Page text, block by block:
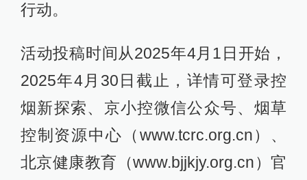
行动。
活动投稿时间从2025年4月1日开始，
2025年4月30日截止，详情可登录控
烟新探索、京小控微信公众号、烟草
控制资源中心（www.tcrc.org.cn）、
北京健康教育（www.bjjkjy.org.cn）官